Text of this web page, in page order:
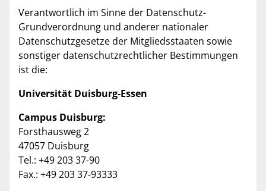
Verantwortlich im Sinne der Datenschutz-
Grundverordnung und anderer nationaler
Datenschutzgesetze der Mitgliedsstaaten sowie
sonstiger datenschutzrechtlicher Bestimmungen
ist die:
Universität Duisburg-Essen
Campus Duisburg:
Forsthausweg 2
47057 Duisburg
Tel.: +49 203 37-90
Fax.: +49 203 37-93333